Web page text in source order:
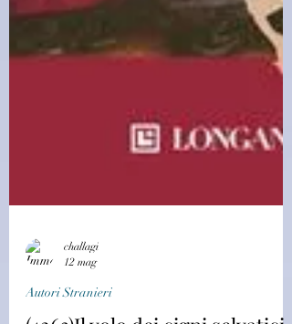
challagi